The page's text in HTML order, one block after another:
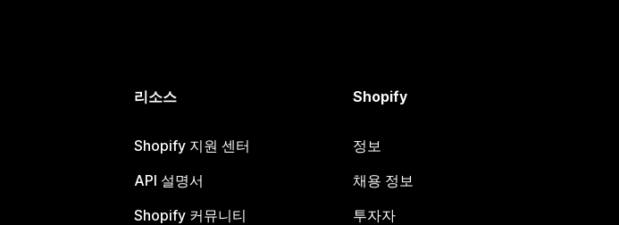
리소스
Shopify 지원 센터
API 설명서
Shopify 커뮤니티
Shopify
정보
채용 정보
투자자